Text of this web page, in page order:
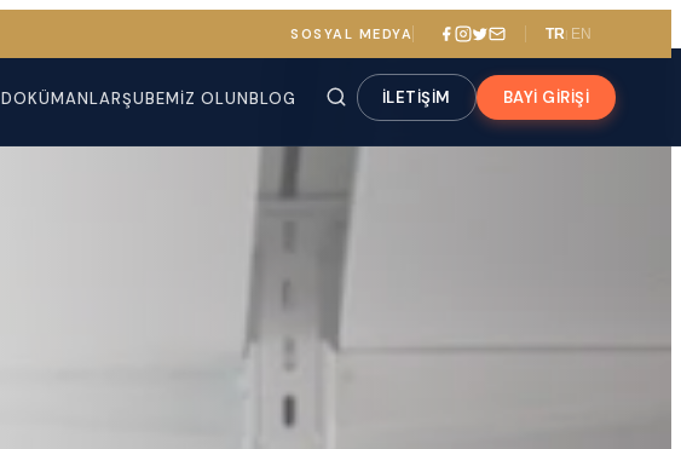
SOSYAL MEDYA TR| EN
DOKÜMANLARŞUBEMIZ OLUNBLOG İLETİŞİM BAYİ GİRİŞİ